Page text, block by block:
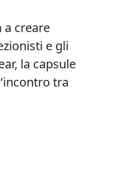
a creare
e gli
la capsule
tra